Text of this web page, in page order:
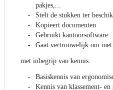
pakjes,...
Stelt de stukken ter
Kopieert documenten
Gebruikt kantoorsoftware
Gaat vertrouwelijk om
met inbegrip van kennis:
Basiskennis van
Kennis van klassement-